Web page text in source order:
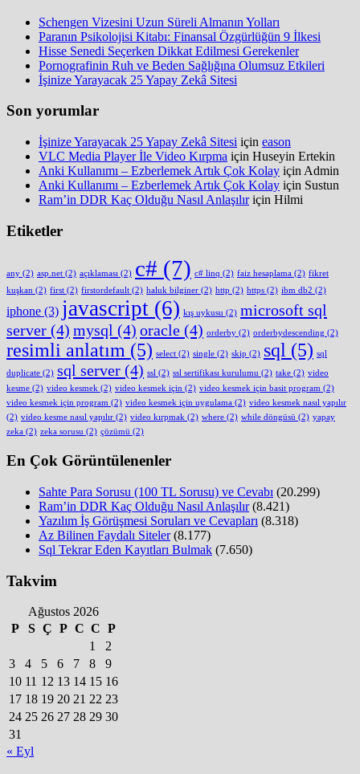
Schengen Vizesini Uzun Süreli Almanın Yolları
Paranın Psikolojisi Kitabı: Finansal Özgürlüğün 9 İlkesi
Hisse Senedi Seçerken Dikkat Edilmesi Gerekenler
Pornografinin Ruh ve Beden Sağlığına Olumsuz Etkileri
İşinize Yarayacak 25 Yapay Zekâ Sitesi
Son yorumlar
İşinize Yarayacak 25 Yapay Zekâ Sitesi için eason
VLC Media Player İle Video Kırpma için Huseyin Ertekin
Anki Kullanımı – Ezberlemek Artık Çok Kolay için Admin
Anki Kullanımı – Ezberlemek Artık Çok Kolay için Sustun
Ram’in DDR Kaç Olduğu Nasıl Anlaşılıriçin Hilmi
Etiketler
any (2) asp.net (2) açıklaması (2) c# (7) c# linq (2) faiz hesaplama (2) fikret
kuşkan (2) first (2) firstordefault (2) haluk bilginer (2) http (2) https (2) ibm db2 (2)
iphone (3) javascript (6) kış uykusu (2) microsoft sql
server (4) mysql (4) oracle (4) orderby (2) orderbydescending (2)
resimli anlatım (5) select (2) single (2) skip (2) sql (5) sql
duplicate (2) sql server (4) ssl (2) ssl sertifikası kurulumu (2) take (2) video
kesme (2) video kesmek (2) video kesmek için (2) video kesmek için basit program (2)
video kesmek için program (2) video kesmek için uygulama (2) video kesmek nasıl yapılır
(2) video kesme nasıl yapılır (2) video kırpmak (2) where (2) while döngüsü (2) yapay
zeka (2) zeka sorusu (2) çözümü (2)
En Çok Görüntülenenler
Sahte Para Sorusu (100 TL Sorusu) ve Cevabı (20.299)
Ram’in DDR Kaç Olduğu Nasıl Anlaşılır (8.421)
Yazılım İş Görüşmesi Soruları ve Cevapları (8.318)
Az Bilinen Faydalı Siteler (8.177)
Sql Tekrar Eden Kayıtları Bulmak (7.650)
Takvim
Ağustos 2026
P
S Ç P C C P
1
2
3
4 5 6 7 8
9
10 11 12 13 14 15 16
17 18 19 20 21 22 23
24 25 26 27 28 29 30
31
« Eyl